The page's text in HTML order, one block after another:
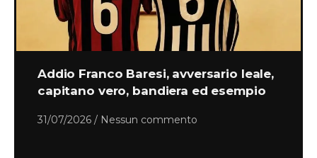
Addio Franco Baresi, avversario leale,
capitano vero, bandiera ed esempio
31/07/2026 Nessun commento